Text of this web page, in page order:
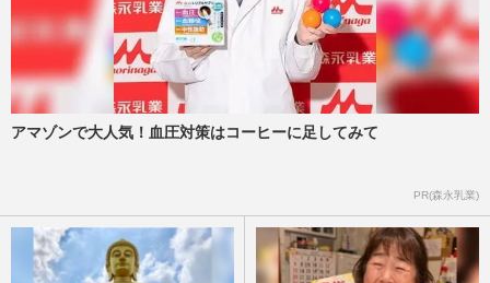
アマゾンで大人気！血圧対策はコーヒーに足してみて
PR(森永乳業)